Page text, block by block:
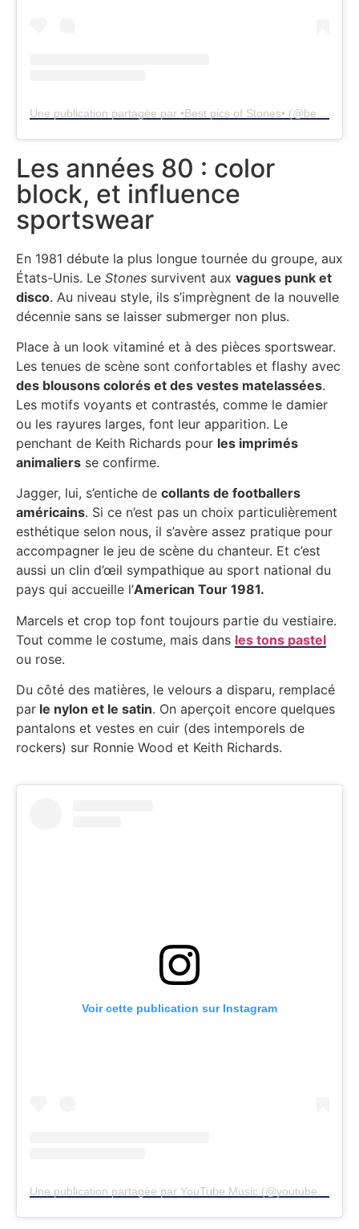
Les années 80 : color
block, et influence
sportswear
En 1981 débute la plus longue tournée du groupe, aux
États-Unis. Le Stones survivent aux vagues punk et
disco. Au niveau style, ils s’imprègnent de la nouvelle
décennie sans se laisser submerger non plus.
Place à un look vitaminé et à des pièces sportswear.
Les tenues de scène sont confortables et flashy avec
des blousons colorés et des vestes matelassées.
Les motifs voyants et contrastés, comme le damier
ou les rayures larges, font leur apparition. Le
penchant de Keith Richards pour les imprimés
animaliers se confirme.
Jagger, lui, s’entiche de collants de footballers
américains. Si ce n’est pas un choix particulièrement
esthétique selon nous, il s’avère assez pratique pour
accompagner le jeu de scène du chanteur. Et c’est
aussi un clin d’œil sympathique au sport national du
pays qui accueille l’American Tour 1981.
Marcels et crop top font toujours partie du vestiaire.
Tout comme le costume, mais dans les tons pastel
ou rose.
Du côté des matières, le velours a disparu, remplacé
par le nylon et le satin. On aperçoit encore quelques
pantalons et vestes en cuir (des intemporels de
rockers) sur Ronnie Wood et Keith Richards.
Voir cette publication sur Instagram